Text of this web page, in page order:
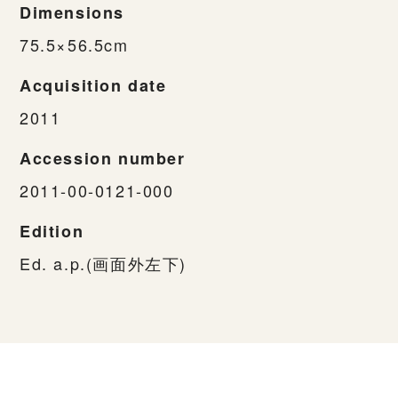
Dimensions
75.5×56.5cm
Acquisition date
2011
Accession number
2011-00-0121-000
Edition
Ed. a.p.(画面外左下)